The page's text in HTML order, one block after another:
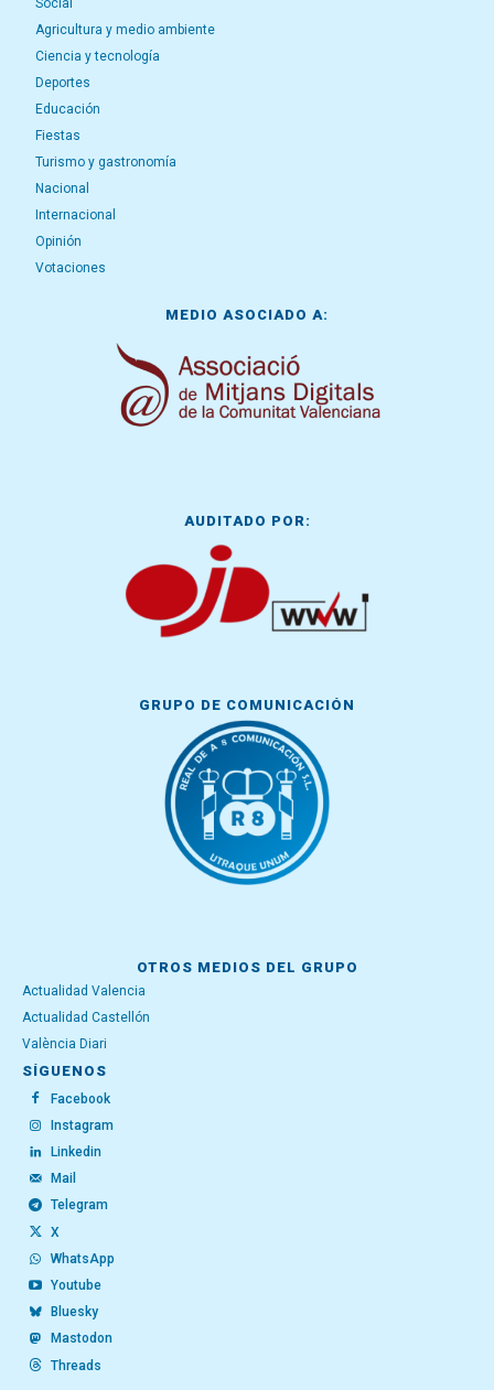
Social
Agricultura y medio ambiente
Ciencia y tecnología
Deportes
Educación
Fiestas
Turismo y gastronomía
Nacional
Internacional
Opinión
Votaciones
MEDIO ASOCIADO A:
AUDITADO POR:
GRUPO DE COMUNICACIÓN
OTROS MEDIOS DEL GRUPO
Actualidad Valencia
Actualidad Castellón
València Diari
SÍGUENOS
Facebook
Instagram
Linkedin
Mail
Telegram
X
WhatsApp
Youtube
Bluesky
Mastodon
Threads